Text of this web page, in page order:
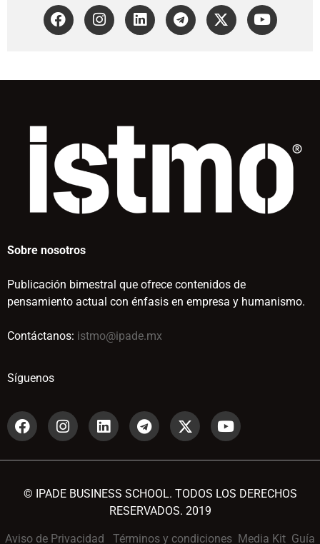
Sobre nosotros
Publicación bimestral que ofrece contenidos de
pensamiento actual con énfasis en empresa y humanismo.
Contáctanos: istmo@ipade.mx
Síguenos
© IPADE BUSINESS SCHOOL. TODOS LOS DERECHOS
RESERVADOS. 2019
Aviso de Privacidad Términos y condiciones Media Kit Guía